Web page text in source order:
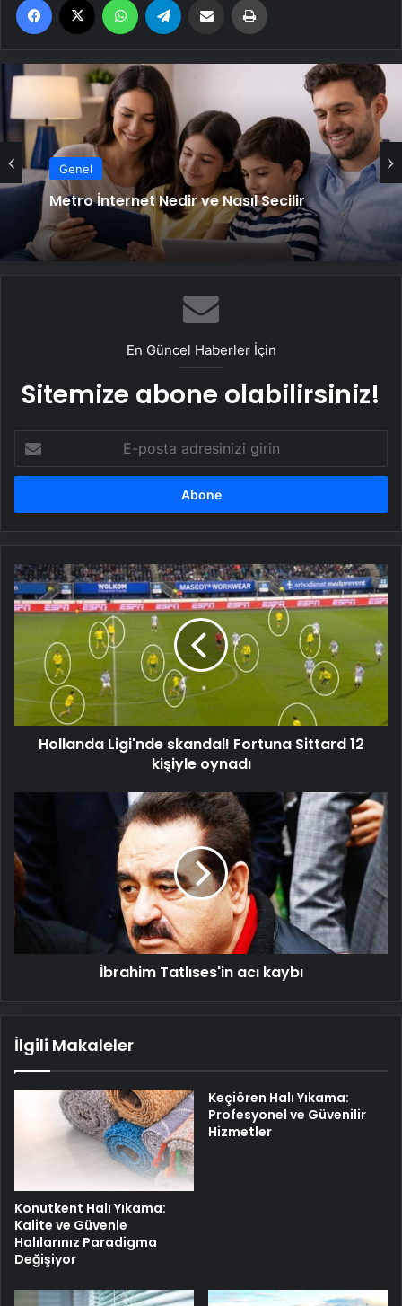
Genel
Metro İnternet Nedir ve Nasıl Seçilir
En Güncel Haberler İçin
Sitemize abone olabilirsiniz!
posta
adresinizi
Hollanda
Ligi'nde
skandal!
Sittard
12
oynadı
Hollanda Ligi'nde skandal! Fortuna Sittard 12
kişiyle oynadı
Tatlıses'in
acı
kaybı
İbrahim Tatlıses'in acı kaybı
İlgili Makaleler
Konutkent Halı Yıkama:
Kalite ve Güvenle
Halılarınız Paradigma
Değişiyor
Keçiören Halı Yıkama:
Profesyonel ve Güvenilir
Hizmetler